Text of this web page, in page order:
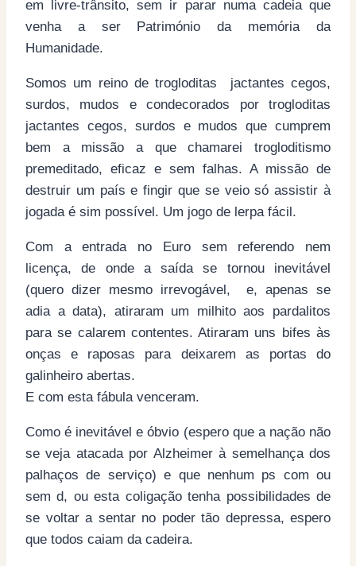
em livre-trânsito, sem ir parar numa cadeia que
venha a ser Património da memória da
Humanidade.
Somos um reino de trogloditas jactantes cegos,
surdos, mudos e condecorados por trogloditas
jactantes cegos, surdos e mudos que cumprem
bem a missão a que chamarei trogloditismo
premeditado, eficaz e sem falhas. A missão de
destruir um país e fingir que se veio só assistir à
jogada é sim possível. Um jogo de lerpa fácil.
Com a entrada no Euro sem referendo nem
licença, de onde a saída se tornou inevitável
(quero dizer mesmo irrevogável, e, apenas se
adia a data), atiraram um milhito aos pardalitos
para se calarem contentes. Atiraram uns bifes às
onças e raposas para deixarem as portas do
galinheiro abertas.
E com esta fábula venceram.
Como é inevitável e óbvio (espero que a nação não
se veja atacada por Alzheimer à semelhança dos
palhaços de serviço) e que nenhum ps com ou
sem d, ou esta coligação tenha possibilidades de
se voltar a sentar no poder tão depressa, espero
que todos caiam da cadeira.